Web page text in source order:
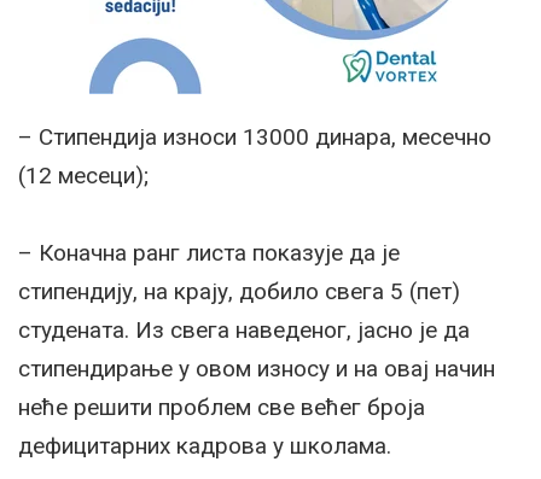
– Стипендија износи 13000 динара, месечно
(12 месеци);
– Коначна ранг листа показује да је
стипендију, на крају, добило свега 5 (пет)
студената. Из свега наведеног, јасно је да
стипендирање у овом износу и на овај начин
неће решити проблем све већег броја
дефицитарних кадрова у школама.